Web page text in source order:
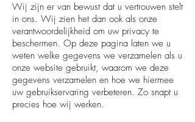
Wij zijn er van bewust dat u vertrouwen stelt
in ons. Wij zien het dan ook als onze
verantwoordelijkheid om uw privacy te
beschermen. Op deze pagina laten we u
weten welke gegevens we verzamelen als u
onze website gebruikt, waarom we deze
gegevens verzamelen en hoe we hiermee
uw gebruikservaring verbeteren. Zo snapt u
precies hoe wij werken.